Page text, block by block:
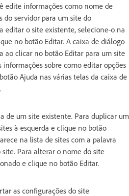
edite informações como nome de
do servidor para um site do
editar o site existente, selecione-o na
no botão Editar. A caixa de diálogo
ao clicar no botão Editar para um site
sobre como editar opções
Ajuda nas várias telas da caixa de
de um site existente. Para duplicar um
à esquerda e clique no botão
na lista de sites com a palavra
site. Para alterar o nome do site
e clique no botão Editar.
as configurações do site